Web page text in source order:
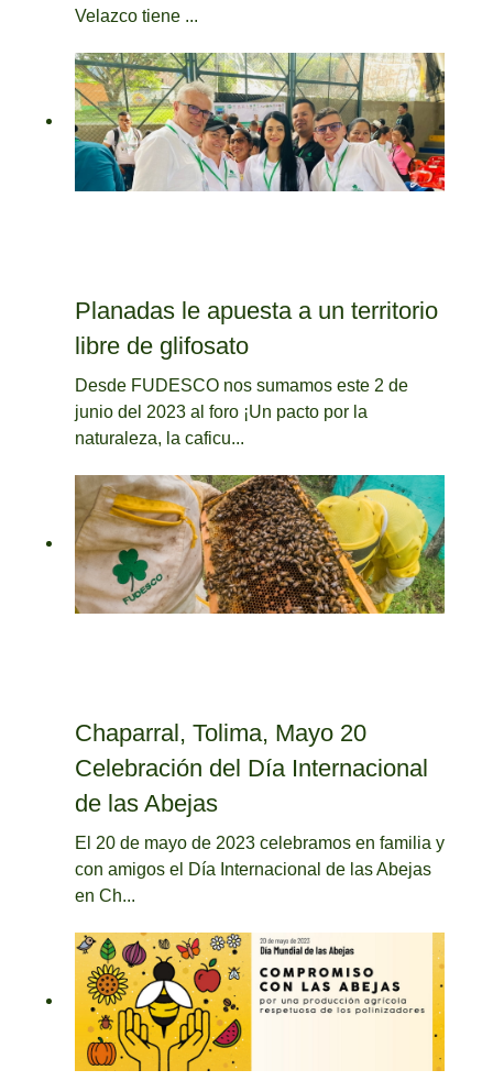
Velazco tiene ...
Planadas le apuesta a un territorio
libre de glifosato
Desde FUDESCO nos sumamos este 2 de
junio del 2023 al foro ¡Un pacto por la
naturaleza, la caficu...
Chaparral, Tolima, Mayo 20
Celebración del Día Internacional
de las Abejas
El 20 de mayo de 2023 celebramos en familia y
con amigos el Día Internacional de las Abejas
en Ch...